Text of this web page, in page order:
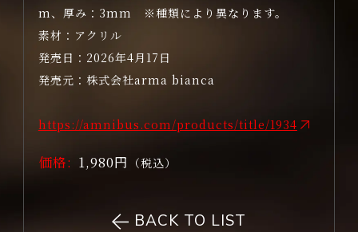
m、厚み：3mm ※種類により異なります。
素材：アクリル
発売日：2026年4月17日
発売元：株式会社arma bianca
https://amnibus.com/products/title/1934
価格: 1,980円 （税込）
BACK TO LIST